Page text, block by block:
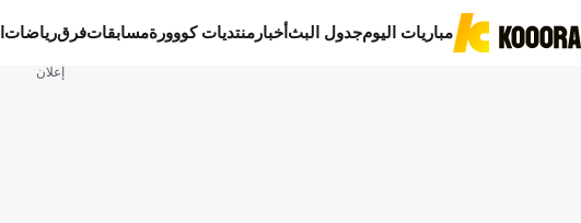
مباريات اليومجدول البثأخبار منتديات كووورةمسابقاتفرقرياضات
إعلان